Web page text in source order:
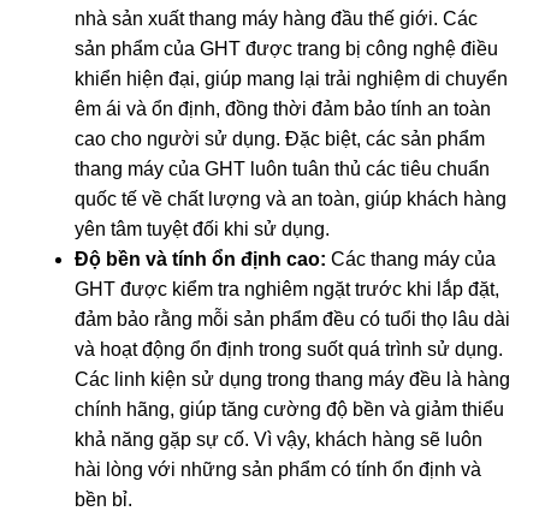
nhà sản xuất thang máy hàng đầu thế giới. Các
sản phẩm của GHT được trang bị công nghệ điều
khiển hiện đại, giúp mang lại trải nghiệm di chuyển
êm ái và ổn định, đồng thời đảm bảo tính an toàn
cao cho người sử dụng. Đặc biệt, các sản phẩm
thang máy của GHT luôn tuân thủ các tiêu chuẩn
quốc tế về chất lượng và an toàn, giúp khách hàng
yên tâm tuyệt đối khi sử dụng.
Độ bền và tính ổn định cao: Các thang máy của
GHT được kiểm tra nghiêm ngặt trước khi lắp đặt,
đảm bảo rằng mỗi sản phẩm đều có tuổi thọ lâu dài
và hoạt động ổn định trong suốt quá trình sử dụng.
Các linh kiện sử dụng trong thang máy đều là hàng
chính hãng, giúp tăng cường độ bền và giảm thiểu
khả năng gặp sự cố. Vì vậy, khách hàng sẽ luôn
hài lòng với những sản phẩm có tính ổn định và
bền bỉ.